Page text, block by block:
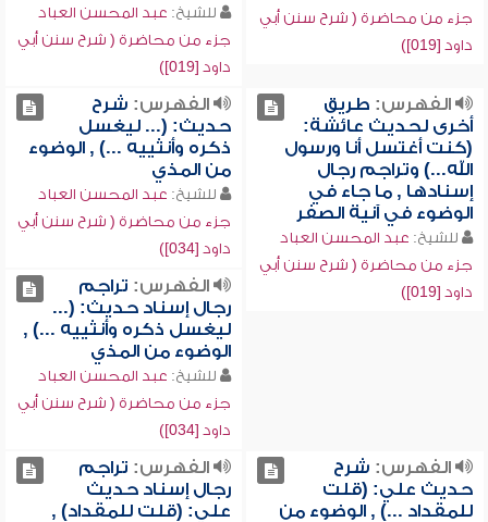
جزء من محاضرة ( شرح سنن أبي
داود [019])
للشيخ: عبد المحسن العباد
جزء من محاضرة ( شرح سنن أبي
داود [019])
الفهرس: طريق
أخرى لحديث عائشة:
(كنت أغتسل أنا ورسول
الله...) وتراجم رجال
إسنادها , ما جاء في
الوضوء في آنية الصفر
للشيخ: عبد المحسن العباد
جزء من محاضرة ( شرح سنن أبي
داود [019])
الفهرس: شرح
حديث: (... ليغسل
ذكره وأنثييه ...) , الوضوء
من المذي
للشيخ: عبد المحسن العباد
جزء من محاضرة ( شرح سنن أبي
داود [034])
الفهرس: تراجم
رجال إسناد حديث: (...
ليغسل ذكره وأنثييه ...) ,
الوضوء من المذي
للشيخ: عبد المحسن العباد
جزء من محاضرة ( شرح سنن أبي
داود [034])
الفهرس: شرح
حديث علي: (قلت
للمقداد ...) , الوضوء من
الفهرس: تراجم
رجال إسناد حديث
علي: (قلت للمقداد) ,